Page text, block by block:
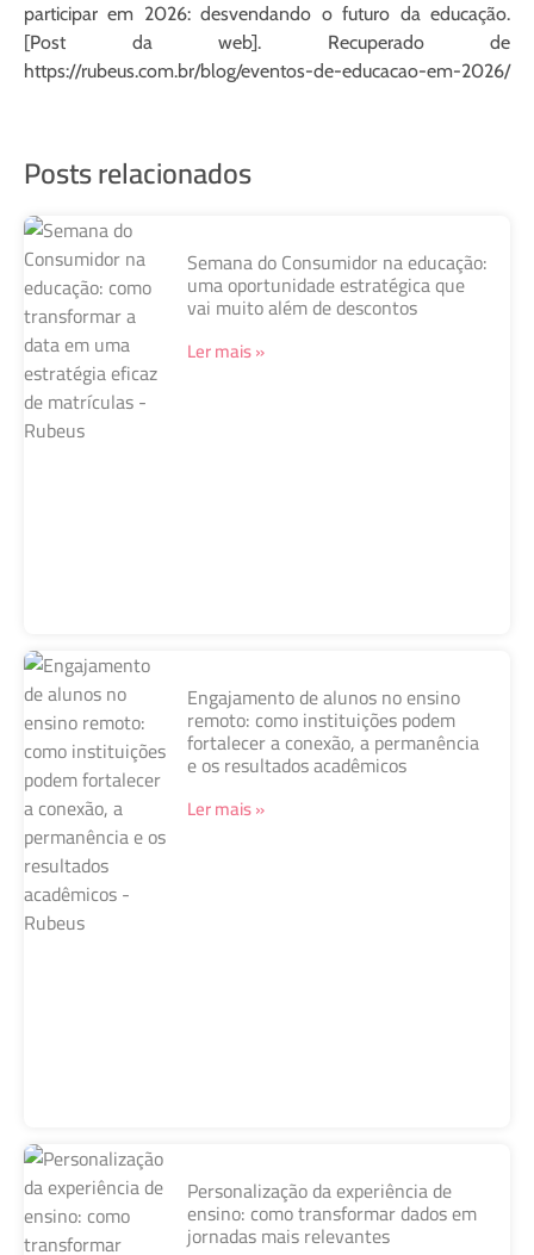
participar em 2026: desvendando o futuro da educação.
[Post da web]. Recuperado de
https://rubeus.com.br/blog/eventos-de-educacao-em-2026/
Posts relacionados
Semana do Consumidor na educação:
uma oportunidade estratégica que
vai muito além de descontos
Ler mais »
Engajamento de alunos no ensino
remoto: como instituições podem
fortalecer a conexão, a permanência
e os resultados acadêmicos
Ler mais »
Personalização da experiência de
ensino: como transformar dados em
jornadas mais relevantes